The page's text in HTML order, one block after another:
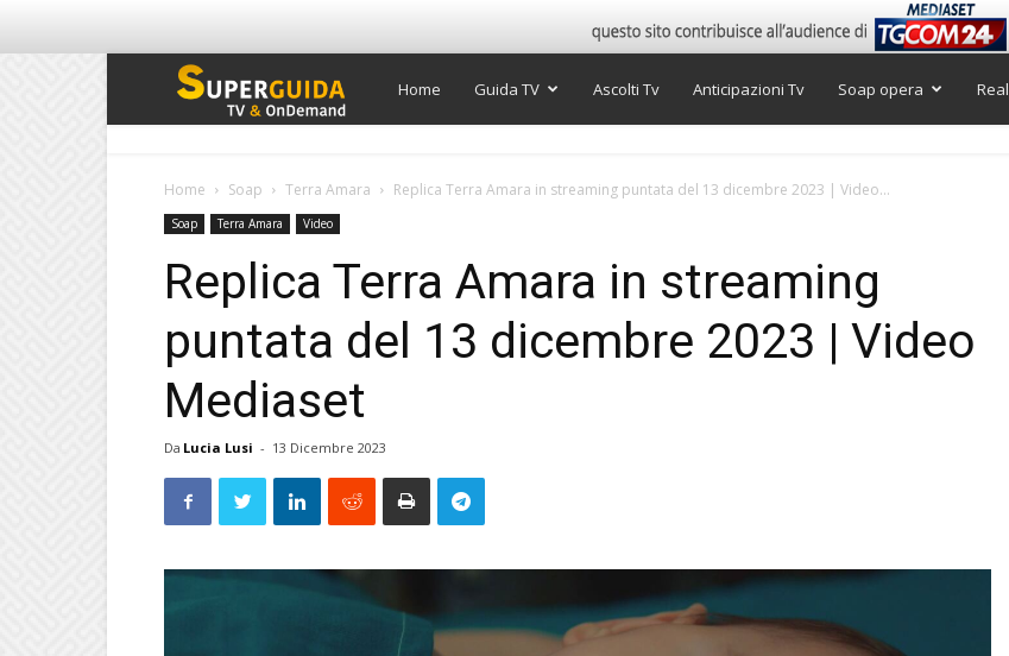
Super
Home Guida TV Ascolti Tv Anticipazioni Tv Soap opera
Home Soap Terra Amara Replica Terra Amara in streaming puntata del 13 dicembre 2023 | Video...
Soap Terra Amara Video
Replica Terra Amara in streaming
puntata del 13 dicembre 2023 | Video
Mediaset
Da Lucia Lusi - 13 Dicembre 2023